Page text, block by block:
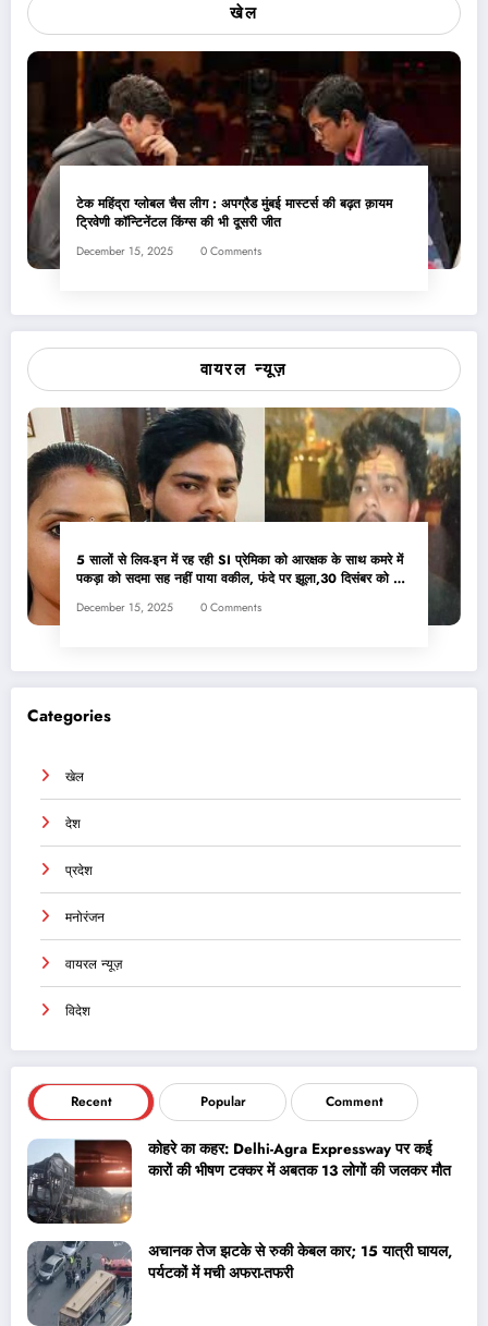
खेल
टेक महिंद्रा ग्लोबल चैस लीग : अपग्रैड मुंबई मास्टर्स की बढ़त क़ायम
ट्रिवेणी कॉन्टिनेंटल किंग्स की भी दूसरी जीत
December 15, 2025 0 Comments
वायरल न्यूज़
5 सालों से लिव-इन में रह रही SI प्रेमिका को आरक्षक के साथ कमरे में
पकड़ा को सदमा सह नहीं पाया वकील, फंदे पर झूला,30 दिसंबर को थी
December 15, 2025 0 Comments
Categories
खेल
देश
प्रदेश
मनोरंजन
वायरल न्यूज़
विदेश
Recent Popular Comment
कोहरे का कहर: Delhi-Agra Expressway पर कई
कारों की भीषण टक्कर में अबतक 13 लोगों की जलकर मौत
अचानक तेज झटके से रुकी केबल कार; 15 यात्री घायल,
पर्यटकों में मची अफरा-तफरी